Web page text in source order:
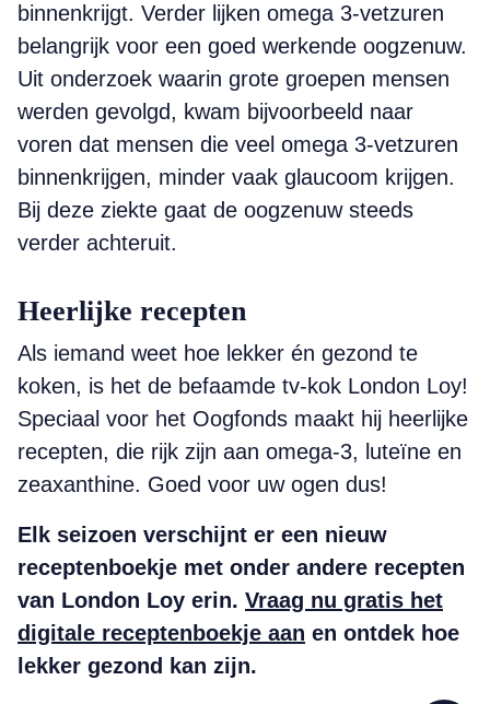
binnenkrijgt. Verder lijken omega 3-vetzuren
belangrijk voor een goed werkende oogzenuw.
Uit onderzoek waarin grote groepen mensen
werden gevolgd, kwam bijvoorbeeld naar
voren dat mensen die veel omega 3-vetzuren
binnenkrijgen, minder vaak glaucoom krijgen.
Bij deze ziekte gaat de oogzenuw steeds
verder achteruit.
Heerlijke recepten
Als iemand weet hoe lekker én gezond te
koken, is het de befaamde tv-kok London Loy!
Speciaal voor het Oogfonds maakt hij heerlijke
recepten, die rijk zijn aan omega-3, luteïne en
zeaxanthine. Goed voor uw ogen dus!
Elk seizoen verschijnt er een nieuw
receptenboekje met onder andere recepten
van London Loy erin. Vraag nu gratis het
digitale receptenboekje aan en ontdek hoe
lekker gezond kan zijn.